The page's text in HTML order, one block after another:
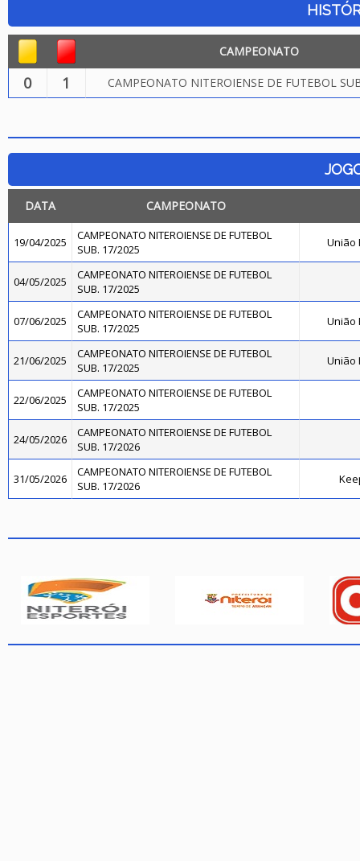
CAMPEONATO
0 1 CAMPEONATO NITEROIENSE DE FUTEBOL
DATA CAMPEONATO
19/04/2025
CAMPEONATO NITEROIENSE DE FUTEBOL
SUB. 17/2025
União
04/05/2025
CAMPEONATO NITEROIENSE DE FUTEBOL
SUB. 17/2025
07/06/2025
CAMPEONATO NITEROIENSE DE FUTEBOL
SUB. 17/2025
União
21/06/2025
CAMPEONATO NITEROIENSE DE FUTEBOL
SUB. 17/2025
União
22/06/2025
CAMPEONATO NITEROIENSE DE FUTEBOL
SUB. 17/2025
24/05/2026
CAMPEONATO NITEROIENSE DE FUTEBOL
SUB. 17/2026
31/05/2026
CAMPEONATO NITEROIENSE DE FUTEBOL
SUB. 17/2026